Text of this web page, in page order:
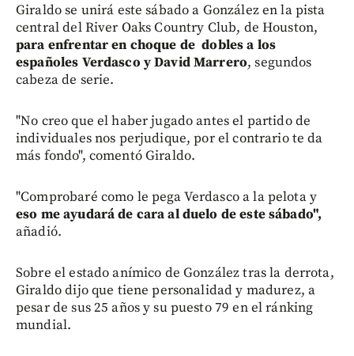
Giraldo se unirá este sábado a González en la pista
central del River Oaks Country Club, de Houston,
para enfrentar en choque de dobles a los
españoles Verdasco y David Marrero, segundos
cabeza de serie.
"No creo que el haber jugado antes el partido de
individuales nos perjudique, por el contrario te da
más fondo", comentó Giraldo.
"Comprobaré como le pega Verdasco a la pelota y
eso me ayudará de cara al duelo de este sábado",
añadió.
Sobre el estado anímico de González tras la derrota,
Giraldo dijo que tiene personalidad y madurez, a
pesar de sus 25 años y su puesto 79 en el ránking
mundial.